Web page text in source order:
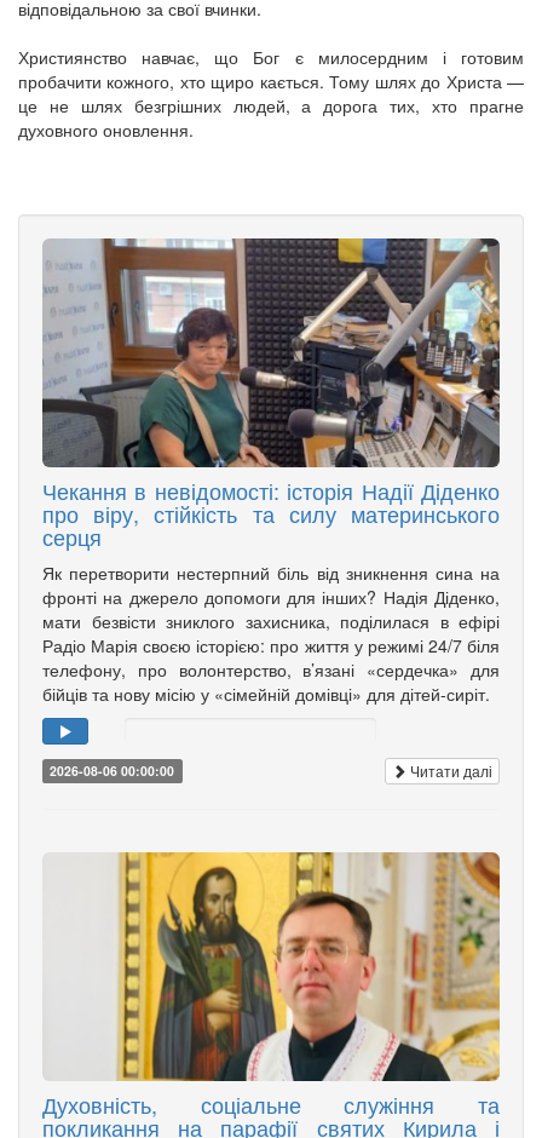
відповідальною за свої вчинки.
Християнство навчає, що Бог є милосердним і готовим
пробачити кожного, хто щиро кається. Тому шлях до Христа —
це не шлях безгрішних людей, а дорога тих, хто прагне
духовного оновлення.
Чекання в невідомості: історія Надії Діденко
про віру, стійкість та силу материнського
серця
Як перетворити нестерпний біль від зникнення сина на
фронті на джерело допомоги для інших? Надія Діденко,
мати безвісти зниклого захисника, поділилася в ефірі
Радіо Марія своєю історією: про життя у режимі 24/7 біля
телефону, про волонтерство, в’язані «сердечка» для
бійців та нову місію у «сімейній домівці» для дітей-сиріт.
2026-08-06 00:00:00 Читати далі
Духовність, соціальне служіння та
покликання на парафії святих Кирила і